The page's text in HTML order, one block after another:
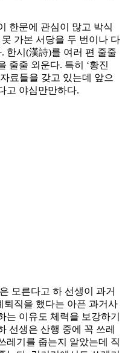
한문에 관심이 많고 박식
가본 서당을 두 번이나 다
한시(漢詩)를 여러 편 줄줄
줄줄 외운다. 특히 ‘황진
료들을 갖고 있는데 앞으
고 야심만만하다.
모른다고 하 선생이 과거
직을 했다는 아픈 과거사
는 이유도 체력을 보강하기
선생은 산행 중에 꼭 쓰레
레기를 줍는지 알았는데 직